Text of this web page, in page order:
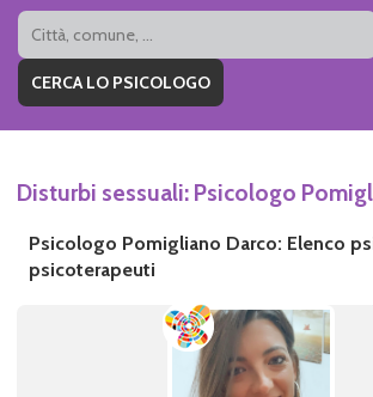
Disturbi sessuali: Psicologo
Psicologo Pomigliano Darco: Elenco
psicoterapeuti